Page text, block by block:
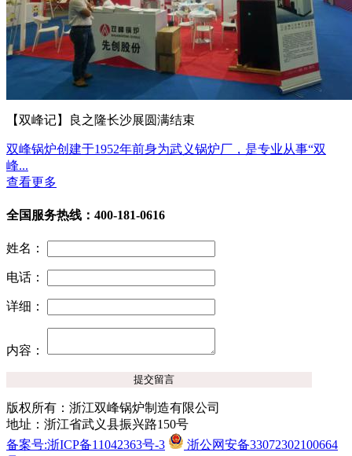
【双峰记】良之隆长沙展圆满结束
双峰锅炉创建于1952年前身为武义锅炉厂，是专业从事“双
峰...
查看更多
全国服务热线：400-181-0616
姓名：
电话：
详细：
内容：
版权所有：浙江双峰锅炉制造有限公司
地址：浙江省武义县振兴路150号
备案号:浙ICP备11042363号-3
浙公网安备33072302100664